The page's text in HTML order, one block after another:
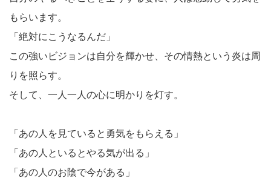
もらいます。
「絶対にこうなるんだ」
この強いビジョンは自分を輝かせ、その情熱という炎は周
りを照らす。
そして、一人一人の心に明かりを灯す。
「あの人を見ていると勇気をもらえる」
「あの人といるとやる気が出る」
「あの人のお陰で今がある」